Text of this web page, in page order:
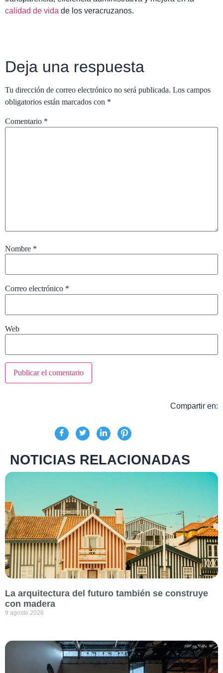
calidad de vida de los veracruzanos.
Deja una respuesta
Tu dirección de correo electrónico no será publicada. Los campos
obligatorios están marcados con *
Comentario *
Nombre *
Correo electrónico *
Web
Compartir en:
NOTICIAS RELACIONADAS
La arquitectura del futuro también se construye
con madera
9 agosto 2026